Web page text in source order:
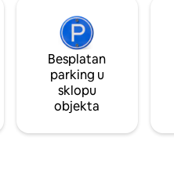
Besplatan
parking u
sklopu
objekta